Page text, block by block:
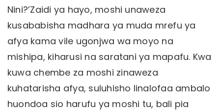
Nini?’Zaidi ya hayo, moshi unaweza
kusababisha madhara ya muda mrefu ya
afya kama vile ugonjwa wa moyo na
mishipa, kiharusi na saratani ya mapafu. Kwa
kuwa chembe za moshi zinaweza
kuhatarisha afya, suluhisho linalofaa ambalo
huondoa sio harufu ya moshi tu, bali pia